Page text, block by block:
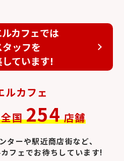
カフェでは
ッフを
ています!
ルカフェ
国 254 店舗
ターや駅近商店街など、
フェでお待ちしています!